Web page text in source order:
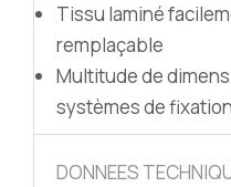
Tissu laminé
remplaçable
Multitude de
systèmes de
DONNEES